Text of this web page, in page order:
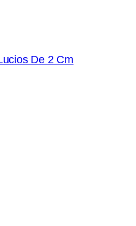
De 2 Cm